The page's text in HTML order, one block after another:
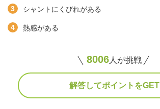
シャントにくびれがある
熱感がある
8006 人が挑戦
解答してポイントをGET